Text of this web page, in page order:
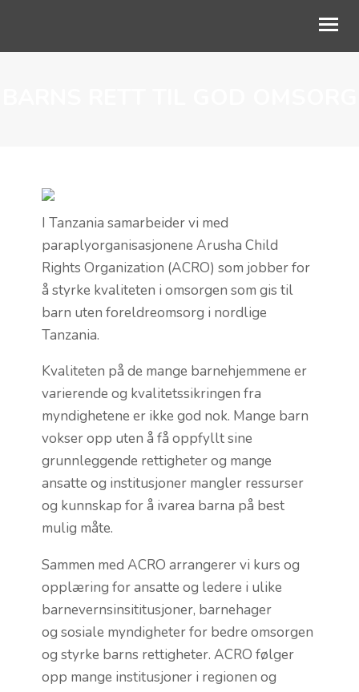
SKOLESAMARBEID
STØTT BARNA
I Tanzania samarbeider vi med
paraplyorganisasjonene Arusha Child
Rights Organization (ACRO) som jobber for
å styrke kvaliteten i omsorgen som gis til
barn uten foreldreomsorg i nordlige
Tanzania.
Kvaliteten på de mange barnehjemmene er
varierende og kvalitetssikringen fra
myndighetene er ikke god nok. Mange barn
vokser opp uten å få oppfyllt sine
grunnleggende rettigheter og mange
ansatte og institusjoner mangler ressurser
og kunnskap for å ivarea barna på best
mulig måte.
Sammen med ACRO arrangerer vi kurs og
opplæring for ansatte og ledere i ulike
barnevernsinsititusjoner, barnehager
og sosiale myndigheter for bedre omsorgen
og styrke barns rettigheter. ACRO følger
opp mange institusjoner i regionen og